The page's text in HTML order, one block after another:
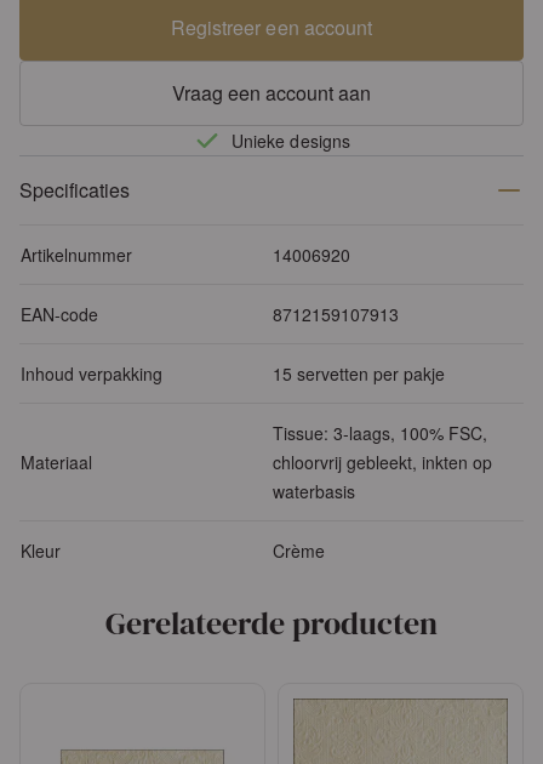
Registreer een account
Vraag een account aan
Unieke designs
Specificaties
Artikelnummer 14006920
EAN-code 8712159107913
Inhoud verpakking 15 servetten per pakje
Materiaal
Tissue: 3-laags, 100% FSC,
chloorvrij gebleekt, inkten op
waterbasis
Kleur Crème
Gerelateerde producten